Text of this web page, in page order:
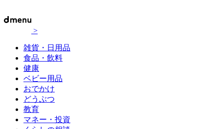
>
雑貨・日用品
食品・飲料
健康
ベビー用品
おでかけ
どうぶつ
教育
マネー・投資